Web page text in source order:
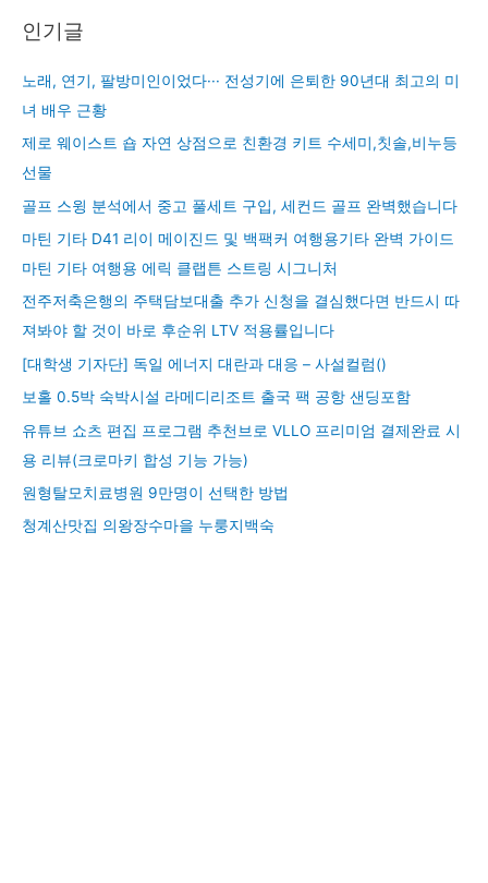
인기글
노래, 연기, 팔방미인이었다··· 전성기에 은퇴한 90년대 최고의 미
녀 배우 근황
제로 웨이스트 숍 자연 상점으로 친환경 키트 수세미,칫솔,비누등
선물
골프 스윙 분석에서 중고 풀세트 구입, 세컨드 골프 완벽했습니다
마틴 기타 D41 리이 메이진드 및 백팩커 여행용기타 완벽 가이드
마틴 기타 여행용 에릭 클랩튼 스트링 시그니처
전주저축은행의 주택담보대출 추가 신청을 결심했다면 반드시 따
져봐야 할 것이 바로 후순위 LTV 적용률입니다
[대학생 기자단] 독일 에너지 대란과 대응 – 사설컬럼()
보홀 0.5박 숙박시설 라메디리조트 출국 팩 공항 샌딩포함
유튜브 쇼츠 편집 프로그램 추천브로 VLLO 프리미엄 결제완료 시
용 리뷰(크로마키 합성 기능 가능)
원형탈모치료병원 9만명이 선택한 방법
청계산맛집 의왕장수마을 누룽지백숙